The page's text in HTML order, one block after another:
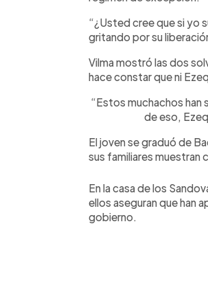
“¿Usted cree que si yo
gritando por su
Vilma mostró las dos
hace constar que ni
“Estos muchachos han
de eso,
El joven se graduó de
sus familiares muestran
En la casa de los
ellos aseguran que han
gobierno.